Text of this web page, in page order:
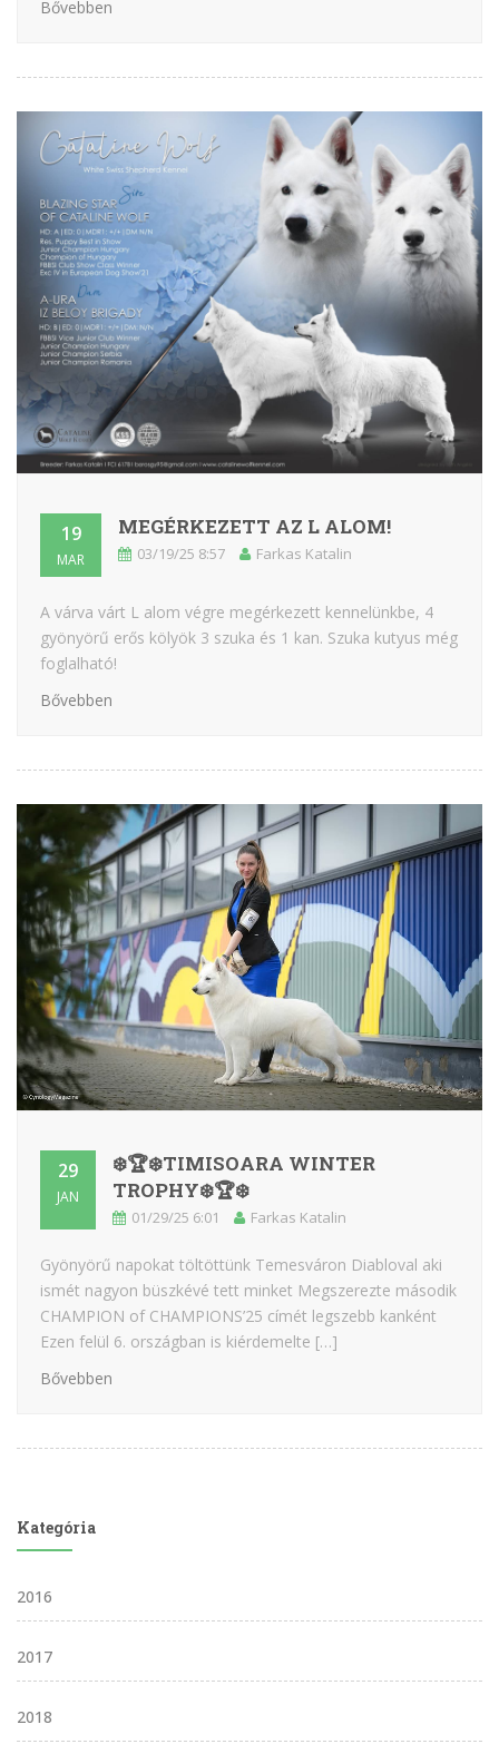
Bővebben
19
MAR
MEGÉRKEZETT AZ L ALOM!
03/19/25 8:57 Farkas Katalin
A várva várt L alom végre megérkezett kennelünkbe, 4
gyönyörű erős kölyök 3 szuka és 1 kan. Szuka kutyus még
foglalható!
Bővebben
29
JAN
❄️🏆❄️TIMISOARA WINTER
TROPHY❄️🏆❄️
01/29/25 6:01 Farkas Katalin
Gyönyörű napokat töltöttünk Temesváron Diabloval aki
ismét nagyon büszkévé tett minket Megszerezte második
CHAMPION of CHAMPIONS’25 címét legszebb kanként
Ezen felül 6. országban is kiérdemelte […]
Bővebben
Kategória
2016
2017
2018